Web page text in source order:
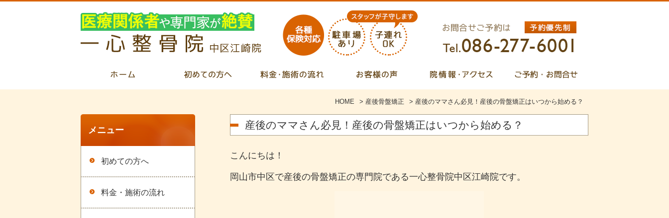
HOME > 産後骨盤矯正 > 産後のママさん必見！産後の骨盤矯正はいつから始める？
産後のママさん必見！産後の骨盤矯正はいつから始める？
こんにちは！
岡山市中区で産後の骨盤矯正の専門院である一心整骨院中区江崎院です。
メニュー
初めての方へ
料金・施術の流れ